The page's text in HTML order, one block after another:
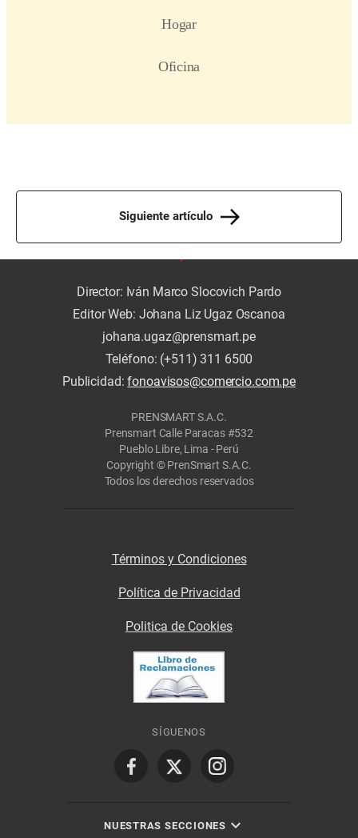
Siguiente artículo
Director: Iván Marco Slocovich Pardo
Editor Web: Johana Liz Ugaz Oscanoa
johana.ugaz@prensmart.pe
Teléfono: (+511) 311 6500
Publicidad:fonoavisos@comercio.com.pe
PRENSMART S.A.C.
Prensmart Calle Paracas #532
Pueblo Libre, Lima - Perú
Copyright © PrenSmart S.A.C.
Todos los derechos reservados
Términos y Condiciones
Política de Privacidad
Politica de Cookies
SÍGUENOS
NUESTRAS SECCIONES